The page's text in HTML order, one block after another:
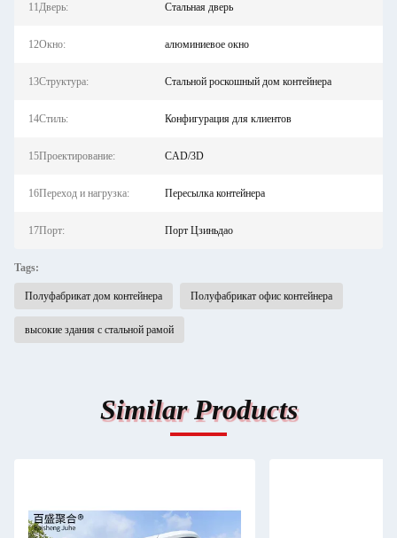
11Дверь: Стальная дверь
12Окно: алюминиевое окно
13Структура: Стальной роскошный дом контейнера
14Стиль: Конфигурация для клиентов
15Проектирование: CAD/3D
16Переход и нагрузка: Пересылка контейнера
17Порт: Порт Цзиньдао
Tags:
Полуфабрикат дом контейнера Полуфабрикат офис контейнера
высокие здания с стальной рамой
Similar Products